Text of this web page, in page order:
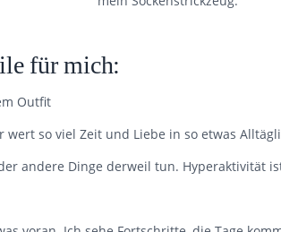
für mich:
Outfit
so viel Zeit und Liebe in so etwas
andere Dinge derweil tun. Hyperaktivität